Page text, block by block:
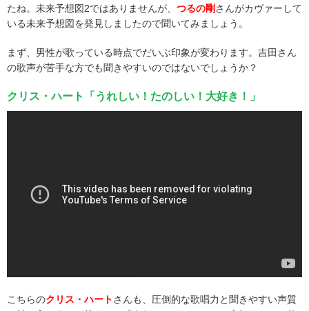
たね。未来予想図2ではありませんが、 つるの剛さんがカヴァーして
いる未来予想図を発見しましたので聞いてみましょう。
まず、男性が歌っている時点でだいぶ印象が変わります。吉田さん
の歌声が苦手な方でも聞きやすいのではないでしょうか？
クリス・ハート「うれしい！たのしい！大好き！」
こちらのクリス・ハートさんも、圧倒的な歌唱力と聞きやすい声質